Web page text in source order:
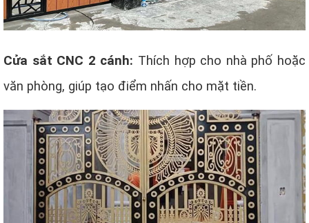
Cửa sắt CNC 2 cánh: Thích hợp cho nhà phố hoặc
văn phòng, giúp tạo điểm nhấn cho mặt tiền.